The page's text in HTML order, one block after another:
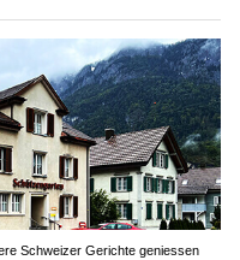
Schweizer Gerichte geniessen